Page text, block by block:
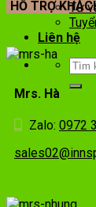
Tư
Liên hệ
HỖ TRỢ
Mrs. Hà
Zalo: 0972